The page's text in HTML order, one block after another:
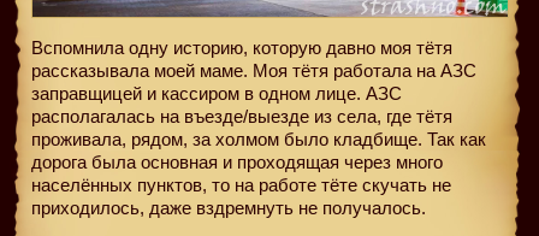
Вспомнила одну историю, которую давно моя тётя
рассказывала моей маме. Моя тётя работала на АЗС
заправщицей и кассиром в одном лице. АЗС
располагалась на въезде/выезде из села, где тётя
проживала, рядом, за холмом было кладбище. Так как
дорога была основная и проходящая через много
населённых пунктов, то на работе тёте скучать не
приходилось, даже вздремнуть не получалось.